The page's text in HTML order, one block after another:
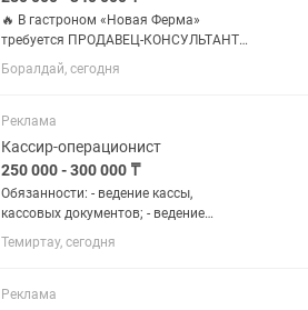
🔥 В гастроном «Новая Ферма»
требуется ПРОДАВЕЦ-КОНСУЛЬТАНТ
Мы ищем не новичка, а профессионала
своего дела. Если у вас есть опыт
работать с мясной продукцией и
любите...
Боралдай, сегодня
Реклама
Кассир-операционист
250 000 - 300 000 ₸
Обязанности: - ведение кассы,
кассовых документов; - ведение
текущих расходов - составление
кассовой отчетности. Требования:
менее 1 года; умение работать с...
Темиртау, сегодня
Реклама